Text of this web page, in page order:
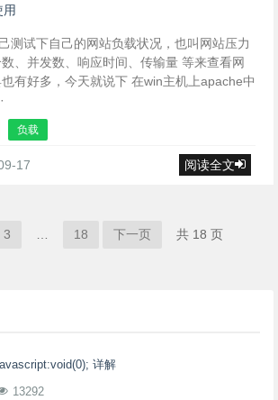
测试下自己的网站负载状况，也叫网站压力
、并发数、响应时间、传输量 等来查看网
有好多，今天就说下 在win主机上apache中
负载
17 阅读全文
3 … 18 下一页 共 18 页
详解
13292